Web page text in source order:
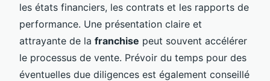
les états financiers, les contrats et les rapports de
performance. Une présentation claire et
attrayante de la franchise peut souvent accélérer
le processus de vente. Prévoir du temps pour des
éventuelles due diligences est également conseillé